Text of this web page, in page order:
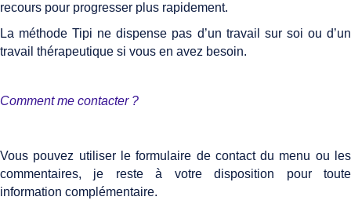
recours pour progresser plus rapidement.
La méthode Tipi ne dispense pas d’un travail sur soi ou d’un
travail thérapeutique si vous en avez besoin.
Comment me contacter ?
Vous pouvez utiliser le formulaire de contact du menu ou les
commentaires, je reste à votre disposition pour toute
information complémentaire.